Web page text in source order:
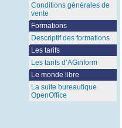
Conditions générales de
vente
Formations
Descriptif des formations
Les tarifs
Les tarifs d’AGinform
Le monde libre
La suite bureautique
OpenOffice